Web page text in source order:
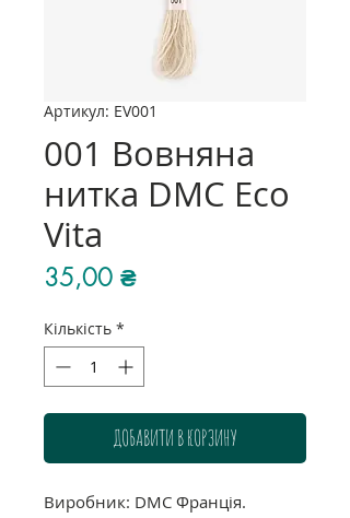
Артикул: EV001
001 Вовняна
нитка DMC Eco
Vita
35,00 ₴Ціна
Кількість *
ДОБАВИТИ В КОРЗИНУ
Виробник: DMC Франція.